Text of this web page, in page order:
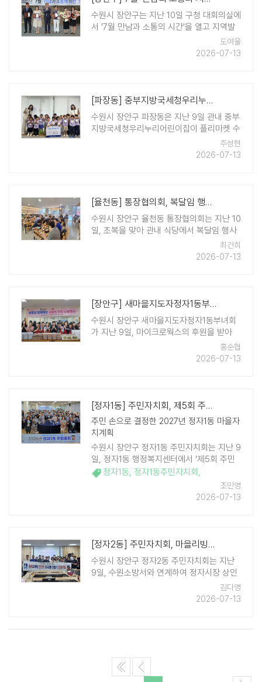
수원시 장안구는 지난 10일 구청 대회의실에
서 '7월 만남과 소통의 시간'을 열고 지역발
전 유공 시민들에게 표창을 수여했다. 이번
행사는 제30대 김인배 장안구청장 취임 이
도여울
2026-07-13
[파장동] 중부지방국세청우리누리어린이집, 플리마켓 수익금으로 이웃사랑 실천
수원시 장안구 파장동은 지난 9일 관내 중부
지방국세청우리누리어린이집이 플리마켓 수
익금 40만 원을 취약계층 지원을 위해 기탁
하며 이웃사랑을 실천했다고 밝혔다. 이번
주성현
2026-07-13
[율천동] 통장협의회, 복달임 행사로 화합 다져
수원시 장안구 율천동 통장협의회는 지난 10
일, 초복을 맞아 관내 식당에서 복달임 행사
를 열고 무더운 날씨에도 주민들을 위해 애
쓰는 환경관리원들에게 감사와 격려의 마음
최건희
2026-07-13
[장안구] 새마을지도자정자1동부녀회, 무더위 이겨내는 '복달임 반찬 나눔 행..
수원시 장안구 새마을지도자정자1동부녀회
가 지난 9일, 마이크로웍스의 후원을 받아
취약계층을 위한 반찬 나눔 행사를 진행했
다. 이번 행사는 본격적인 여름철을 맞아 관
홍순협
2026-07-13
[정자1동] 주민자치회, 제5회 주민총회 개최
주민 손으로 결정한 2027년 정자1동 마을자
치계획
수원시 장안구 정자1동 주민자치회는 지난 9
일, 정자1동 행정복지센터에서 '제5회 주민
총회'를 개최하고, 내년도에 추진할 마을자
치계획 사업을 최종 확정했다. 이번 주민총
정자1동, 정자1동주민자치회 ,
조민영
2026-07-13
[정자2동] 주민자치회, 마을리빙랩 「정자2동 화재 안전지킴이」 소방안전교육..
수원시 장안구 정자2동 주민자치회는 지난
9일, 수원소방서와 연계하여 정자시장 상인
회에서 주민들을 대상 소방안전교육을 실시
했다. 이번 소방안전교육은 마을리빙랩 「정
대응 역량을 강화하고 ..
김다영
2026-07-13